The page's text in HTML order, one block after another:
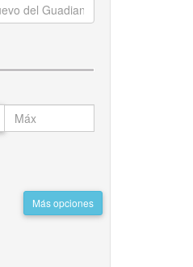
Más opciones